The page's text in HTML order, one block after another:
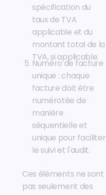
spécification du
taux de TVA
applicable et du
montant total de la
TVA, si applicable.
Numéro de facture
unique : chaque
facture doit être
numérotée de
manière
séquentielle et
unique pour faciliter
le suivi et l'audit.
Ces éléments ne sont
pas seulement des